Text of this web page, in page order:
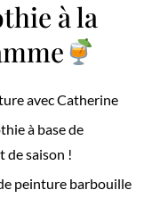
à la
avec Catherine
à base de
de saison !
peinture barbouille